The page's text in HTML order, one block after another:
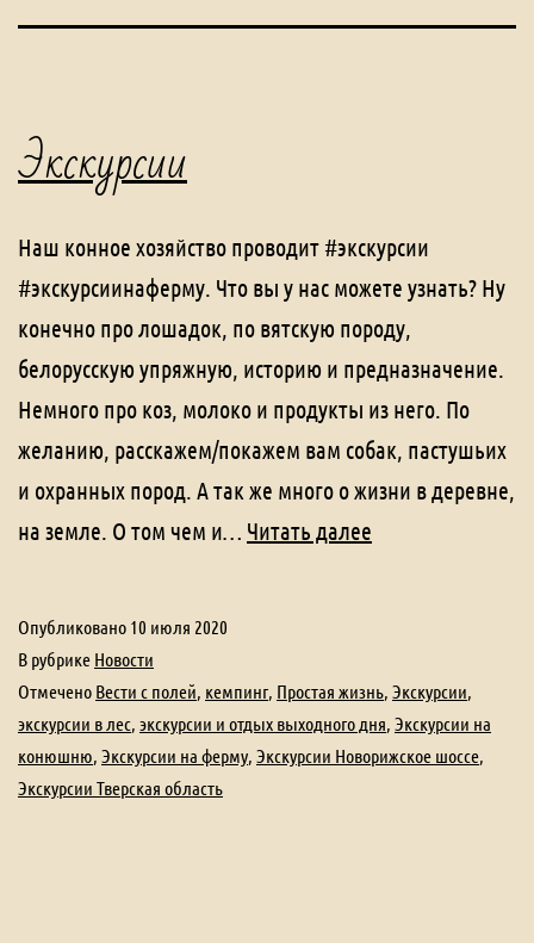
Экскурсии
Наш конное хозяйство проводит #экскурсии
#экскурсиинаферму. Что вы у нас можете узнать? Ну
конечно про лошадок, по вятскую породу,
белорусскую упряжную, историю и предназначение.
Немного про коз, молоко и продукты из него. По
желанию, расскажем/покажем вам собак, пастушьих
и охранных пород. А так же много о жизни в деревне,
на земле. О том чем и… Читать далее
Опубликовано 10 июля 2020
В рубрике Новости
Отмечено Вести с полей кемпинг Простая жизнь Экскурсии
экскурсии в лес экскурсии и отдых выходного дня Экскурсии на
конюшню Экскурсии на ферму Экскурсии Новорижское шоссе
Экскурсии Тверская область